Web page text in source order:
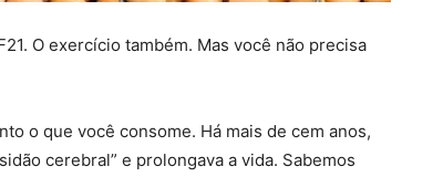
O exercício também. Mas você não precisa
o que você consome. Há mais de cem anos,
cerebral” e prolongava a vida. Sabemos